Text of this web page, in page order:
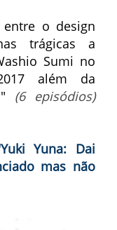
o design
trágicas a
Sumi no
além da
(6 episódios)
Yuna: Dai
mas não